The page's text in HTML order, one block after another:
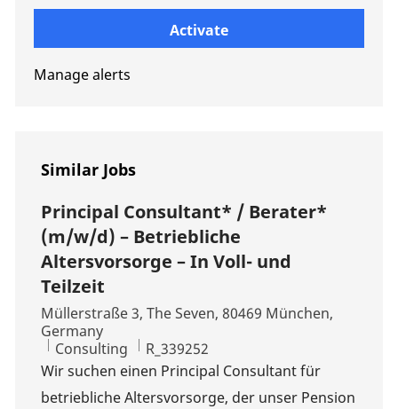
Activate
Manage alerts
Similar Jobs
Principal Consultant* / Berater*
(m/w/d) – Betriebliche
Altersvorsorge – In Voll- und
Teilzeit
Location
Müllerstraße 3, The Seven, 80469 München,
Germany
Category
Consulting Job Id
R_339252
Wir suchen einen Principal Consultant für
betriebliche Altersvorsorge, der unser Pension